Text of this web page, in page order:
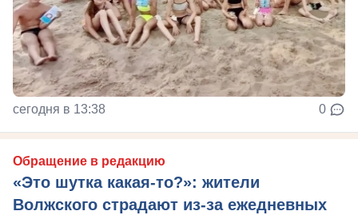
сегодня в 13:38 0
Обращение в редакцию
«Это шутка какая-то?»: жители
Волжского страдают из‑за ежедневных